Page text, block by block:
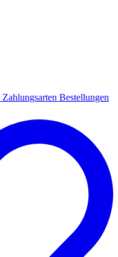
Zahlungsarten Bestellungen